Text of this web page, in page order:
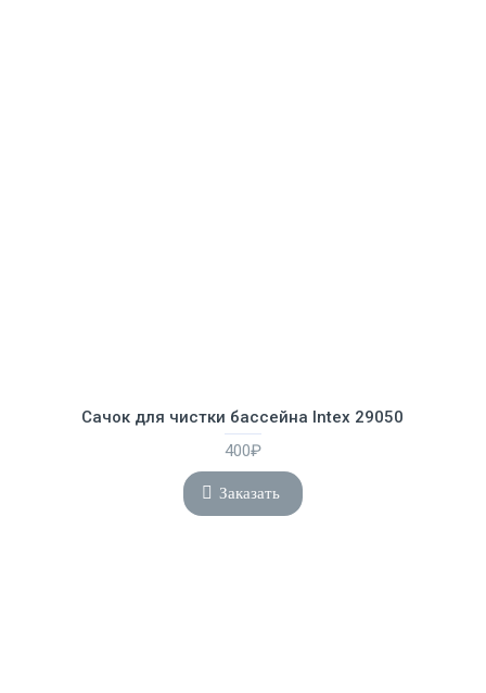
Сачок для чистки бассейна Intex 29050
400₽
Заказать